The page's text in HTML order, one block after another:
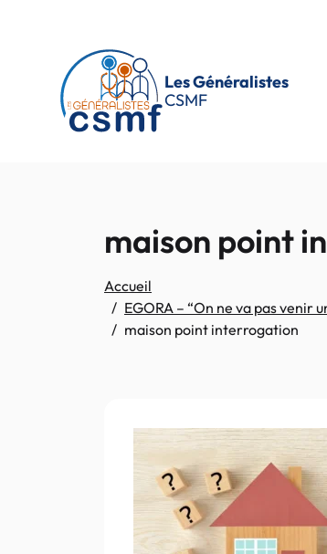
Les Généralistes
CSMF
maison point
Accueil
EGORA – “On ne va pas venir
maison point interrogation